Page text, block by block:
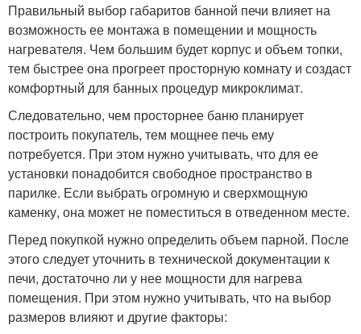
Правильный выбор габаритов банной печи влияет на
возможность ее монтажа в помещении и мощность
нагревателя. Чем большим будет корпус и объем топки,
тем быстрее она прогреет просторную комнату и создаст
комфортный для банных процедур микроклимат.
Следовательно, чем просторнее баню планирует
построить покупатель, тем мощнее печь ему
потребуется. При этом нужно учитывать, что для ее
установки понадобится свободное пространство в
парилке. Если выбрать огромную и сверхмощную
каменку, она может не поместиться в отведенном месте.
Перед покупкой нужно определить объем парной. После
этого следует уточнить в технической документации к
печи, достаточно ли у нее мощности для нагрева
помещения. При этом нужно учитывать, что на выбор
размеров влияют и другие факторы: